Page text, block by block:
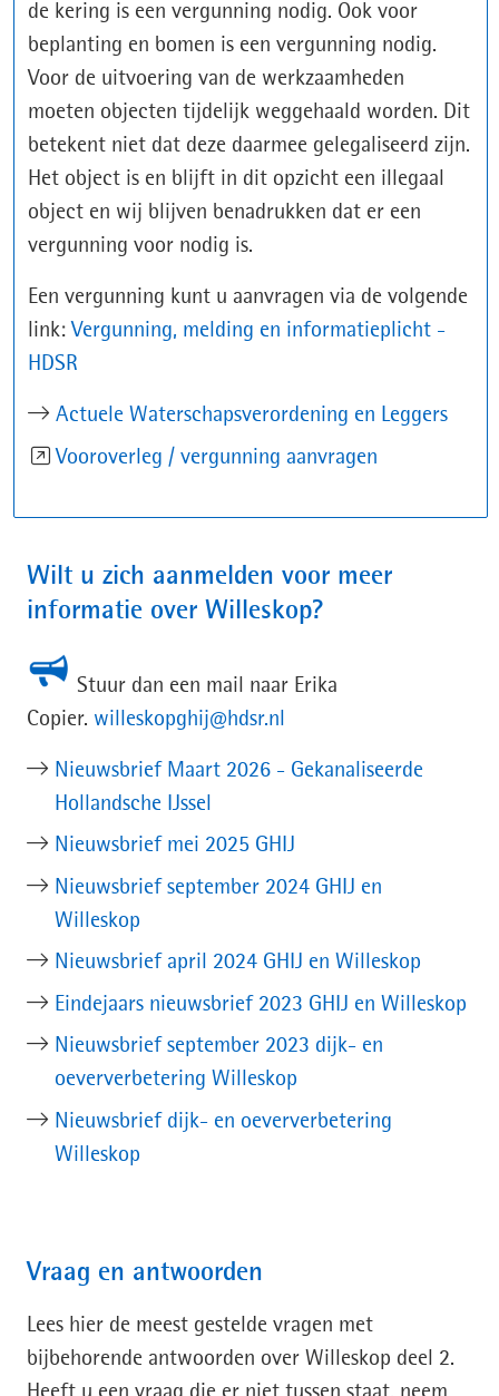
de kering is een vergunning nodig. Ook voor
beplanting en bomen is een vergunning nodig.
Voor de uitvoering van de werkzaamheden
moeten objecten tijdelijk weggehaald worden. Dit
betekent niet dat deze daarmee gelegaliseerd zijn.
Het object is en blijft in dit opzicht een illegaal
object en wij blijven benadrukken dat er een
vergunning voor nodig is.
Een vergunning kunt u aanvragen via de volgende
link: Vergunning, melding en informatieplicht -
HDSR
venster)
Actuele Waterschapsverordening en Leggers
Vooroverleg / vergunning aanvragen
nieuw
Wilt u zich aanmelden voor meer
informatie over Willeskop?
Stuur dan een mail naar Erika
Copier. willeskopghij@hdsr.nl
Nieuwsbrief Maart 2026 - Gekanaliseerde
Hollandsche IJssel
Nieuwsbrief mei 2025 GHIJ
Nieuwsbrief september 2024 GHIJ en
Willeskop
Nieuwsbrief april 2024 GHIJ en Willeskop
Eindejaars nieuwsbrief 2023 GHIJ en Willeskop
Nieuwsbrief september 2023 dijk- en
oeververbetering Willeskop
Nieuwsbrief dijk- en oeververbetering
Willeskop
Vraag en antwoorden
Lees hier de meest gestelde vragen met
bijbehorende antwoorden over Willeskop deel 2.